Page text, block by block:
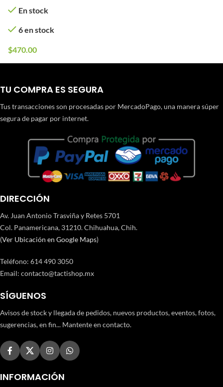
En stock
6 en stock
$470.00
TU COMPRA ES SEGURA
Tus transacciones son procesadas por MercadoPago, una manera súper
segura de pagar por internet.
DIRECCIÓN
Av. Juan Antonio Trasviña y Retes 5701
Col. Panamericana, 31210. Chihuahua, Chih.
(Ver Ubicación en Google Maps)
Teléfono: 614 490 3050
Email: contacto@tactishop.mx
SÍGUENOS
Avisos de stock y llegada de pedidos, nuevos productos, eventos, fotos,
sugerencias, en fin... Mantente en contacto.
INFORMACIÓN